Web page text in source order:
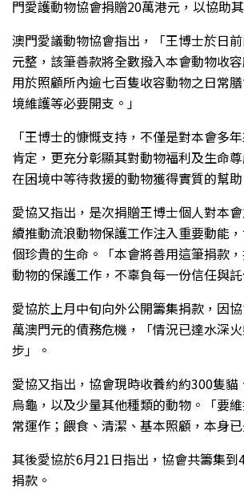
門愛護動物協會捐贈20萬港元，以協助
澳門愛議動物協會指出，「王博士於日
元整，該筆善款將全數撥入本會動物收
用於照顧所內逾七百隻收容動物之日常
境維護等必要開支。」
「王博士的慷慨支持，不僅是對本會多
肯定，更充分彰顯其對動物福利及生命
在困境中等待救援的動物獲得實質的幫助
愛協又指出，是次捐贈王博士個人對本
續推動流浪動物保護工作注入重要動能
個珍貴的生命。「本會將善用這筆捐款
動物的保護工作，不辜負每一份信任與託
愛協於上月中旬向外公開籌集捐款，因
萬澳門元的債務危機，「情況已達水深
步」。
愛協又指出，協會現時收養約約300隻貓
烏龜，以及少量其他種類的動物。「要
常運作；餵食、清潔、基本照顧，本身已
其後愛協於6月21日指出，協會共籌集
捐款。